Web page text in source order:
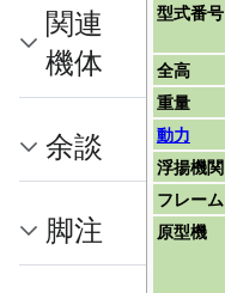
型式番号
全高
重量
動力
浮揚機関
フレーム
原型機
関連
機体
余談
脚注